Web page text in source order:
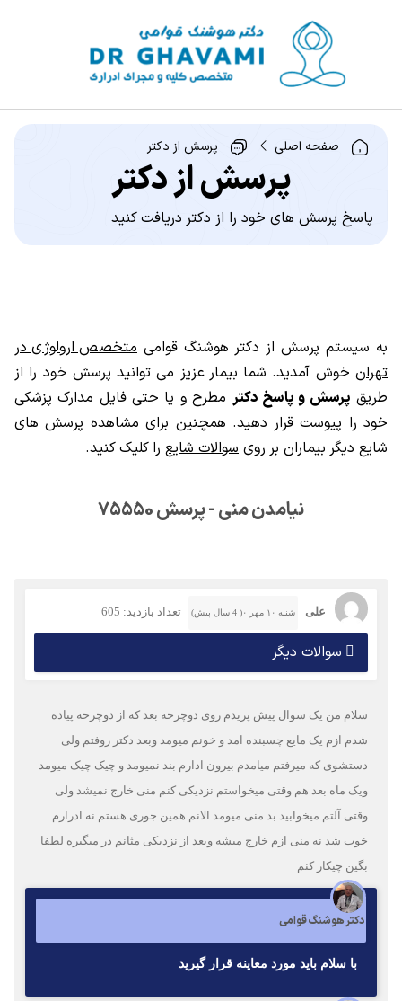
صفحه اصلی پرسش از دکتر
پرسش از دکتر
پاسخ پرسش های خود را از دکتر دریافت کنید
به سیستم پرسش از دکتر هوشنگ قوامی متخصص ارولوژی در
تهران خوش آمدید. شما بیمار عزیز می توانید پرسش خود را از
طریق پرسش و پاسخ دکتر مطرح و یا حتی فایل مدارک پزشکی
خود را پیوست قرار دهید. همچنین برای مشاهده پرسش های
شایع دیگر بیماران بر روی سوالات شایع را کلیک کنید.
نیامدن منی - پرسش 75550
علی شنبه ۱۰ مهر ۰( 4 سال پیش) تعداد بازدید: 605
سوالات دیگر
سلام من یک سوال پیش پریدم روی دوچرخه بعد که از دوچرخه پیاده
شدم ازم یک مایع چسبنده امد و خونم میومد وبعد دکتر روفتم ولی
دستشوی که میرفتم میامدم بیرون ادارم بند نمیومد و چیک چیک میومد
ویک ماه بعد هم وقتی میخواستم نزدیکی کنم منی خارج نمیشد ولی
وقتی آلتم میخوابید بد منی میومد الانم همین جوری هستم نه ادرارم
خوب شد نه منی ازم خارج میشه وبعد از نزدیکی مثانم در میگیره لطفا
بگین چیکار کنم
دکتر هوشنگ قوامی
با سلام بايد مورد معاينه قرار گيريد